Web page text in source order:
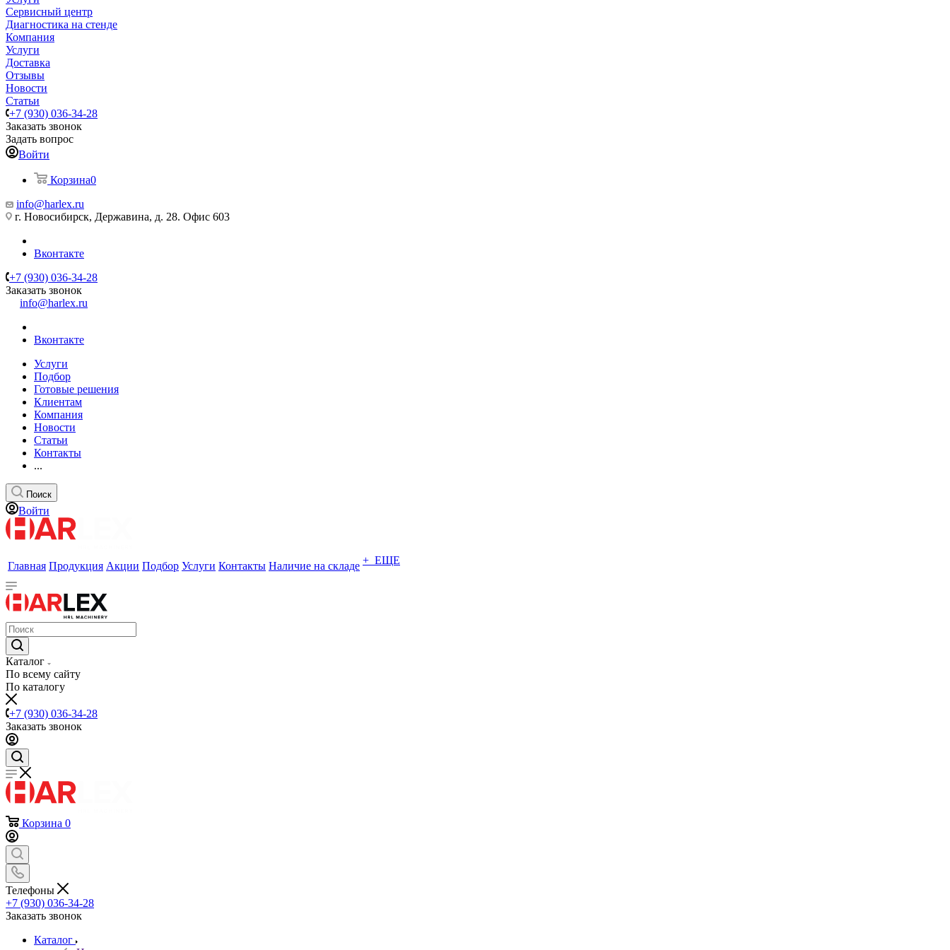
Сервисный центр
Диагностика на стенде
Компания
Услуги
Доставка
Отзывы
Новости
Статьи
+7 (930) 036-34-28
Заказать звонок
Задать вопрос
Войти
Корзина0
info@harlex.ru
г. Новосибирск, Державина, д. 28. Офис 603
Вконтакте
+7 (930) 036-34-28
Заказать звонок
info@harlex.ru
Вконтакте
Услуги
Подбор
Готовые решения
Клиентам
Компания
Новости
Статьи
Контакты
...
Поиск
Войти
Главная Продукция Акции Подбор Услуги Контакты Наличие на складе + ЕЩЕ
Каталог
По всему сайту
По каталогу
+7 (930) 036-34-28
Заказать звонок
Корзина 0
Телефоны
+7 (930) 036-34-28
Заказать звонок
Каталог